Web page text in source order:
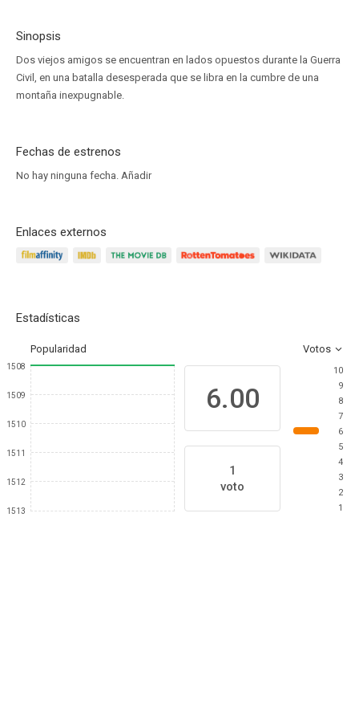
Sinopsis
Dos viejos amigos se encuentran en lados opuestos durante la Guerra
Civil, en una batalla desesperada que se libra en la cumbre de una
montaña inexpugnable.
Fechas de estrenos
No hay ninguna fecha. Añadir
Enlaces externos
Estadísticas
Popularidad Votos
1508
1509
1510
1511
1512
1513
6.00
1
voto
10
9
8
7
6
5
4
3
2
1